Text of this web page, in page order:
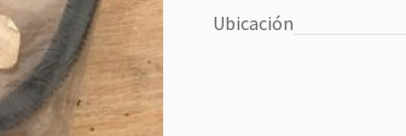
Ubicación